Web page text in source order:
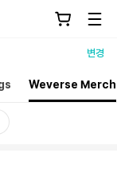
변경
Weverse Merch